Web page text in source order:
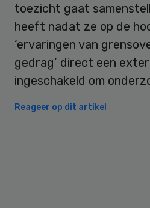
toezicht gaat
heeft nadat ze op de
‘ervaringen van
gedrag’ direct een
ingeschakeld om
Reageer op dit artikel